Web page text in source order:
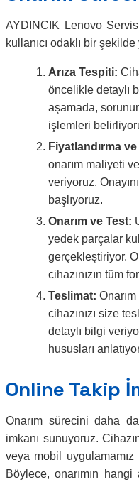
AYDINCIK Lenovo
kullanıcı odaklı bir
Arıza Tespiti:
öncelikle detaylı
aşamada,
işlemleri
Fiyatlandırma
onarım maliyeti
veriyoruz.
başlıyoruz.
Onarım ve Test:
yedek parçalar
gerçekleştiriyor.
cihazınızın tüm
Teslimat:
cihazınızı size
detaylı bilgi
hususları
Online Takip
Onarım sürecini daha
imkanı sunuyoruz.
veya mobil
Böylece, onarımın